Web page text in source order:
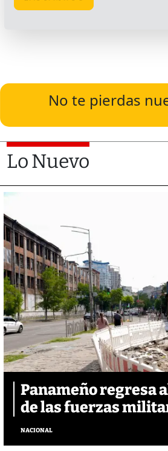
No te pierdas
Lo Nuevo
Panameño regresa
de las fuerzas
NACIONAL